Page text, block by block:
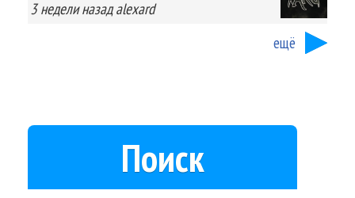
3 неделиназад alexard
ещё
Поиск